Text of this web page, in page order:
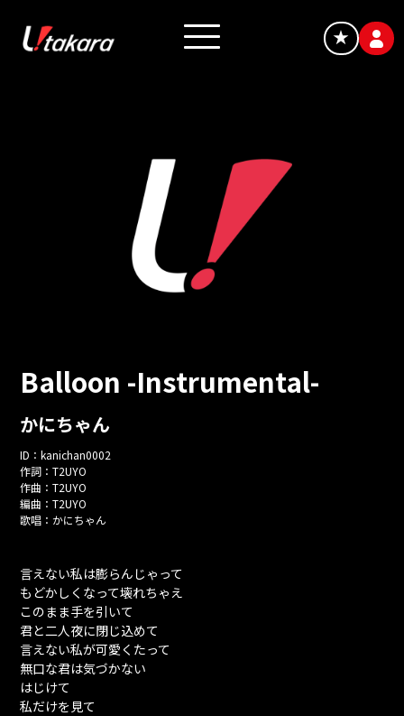
★
Balloon -Instrumental-
かにちゃん
ID：kanichan0002
作詞：T2UYO
作曲：T2UYO
編曲：T2UYO
歌唱： かにちゃん
言えない私は膨らんじゃって
もどかしくなって壊れちゃえ
このまま手を引いて
君と二人夜に閉じ込めて
言えない私が可愛くたって
無口な君は気づかない
はじけて
私だけを見て